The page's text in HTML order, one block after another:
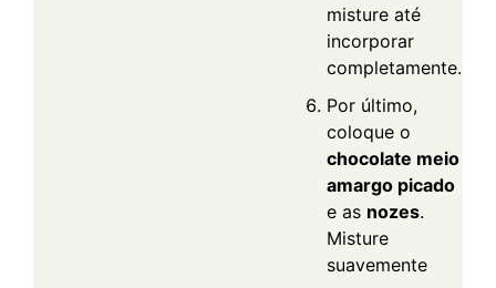
misture até
incorporar
completamente.
Por último,
coloque o
chocolate meio
amargo picado
e as nozes.
Misture
suavemente